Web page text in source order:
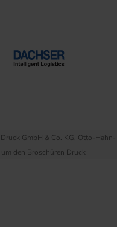
GmbH & Co. KG, Otto-Hahn-
den Broschüren Druck